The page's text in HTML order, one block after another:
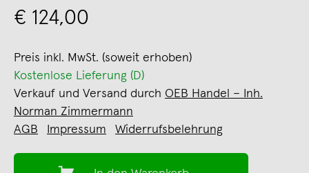
€ 124,00
Preis inkl. MwSt. (soweit erhoben)
Kostenlose Lieferung (D)
Verkauf und Versand durch OEB Handel – Inh.
Norman Zimmermann
AGB
Impressum Widerrufsbelehrung